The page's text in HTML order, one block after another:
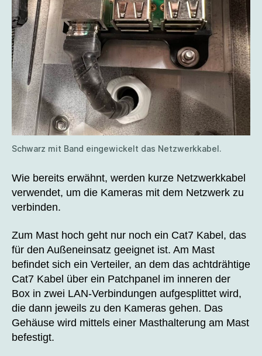
Schwarz mit Band eingewickelt das Netzwerkkabel.
Wie bereits erwähnt, werden kurze Netzwerkkabel
verwendet, um die Kameras mit dem Netzwerk zu
verbinden.
Zum Mast hoch geht nur noch ein Cat7 Kabel, das
für den Außeneinsatz geeignet ist. Am Mast
befindet sich ein Verteiler, an dem das achtdrähtige
Cat7 Kabel über ein Patchpanel im inneren der
Box in zwei LAN-Verbindungen aufgesplittet wird,
die dann jeweils zu den Kameras gehen. Das
Gehäuse wird mittels einer Masthalterung am Mast
befestigt.